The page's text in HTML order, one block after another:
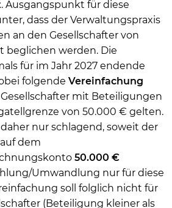
. Ausgangspunkt für diese
dass der Verwaltungspraxis
an den Gesellschafter von
beglichen werden. Die
für im Jahr 2027 endende
folgende Vereinfachung
mit Beteiligungen
von 50.000 € gelten.
nur schlagend, soweit der
auf dem
50.000 €
Umwandlung nur für diese
soll folglich nicht für
(Beteiligung kleiner als